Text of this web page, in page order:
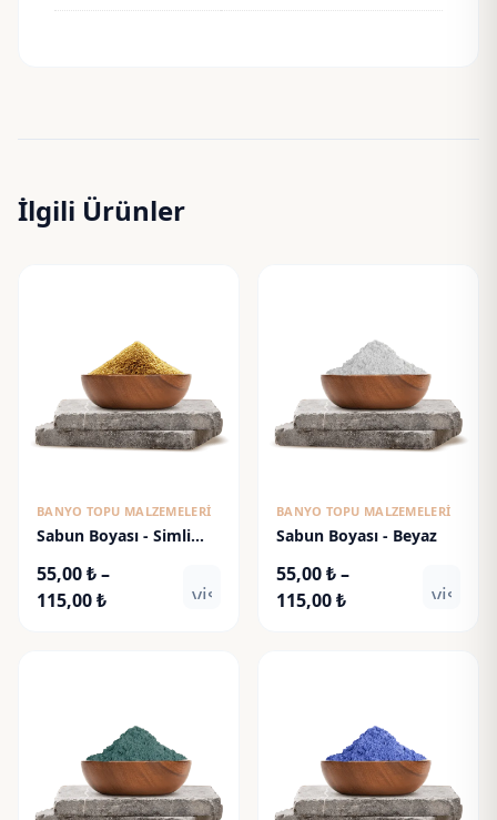
İlgili Ürünler
BANYO TOPU MALZEMELERI
Sabun Boyası - Simli
55,00₺–
115,00₺Fiyat
visibility
BANYO TOPU MALZEMELERI
Sabun Boyası - Beyaz
55,00₺–
115,00₺Fiyat